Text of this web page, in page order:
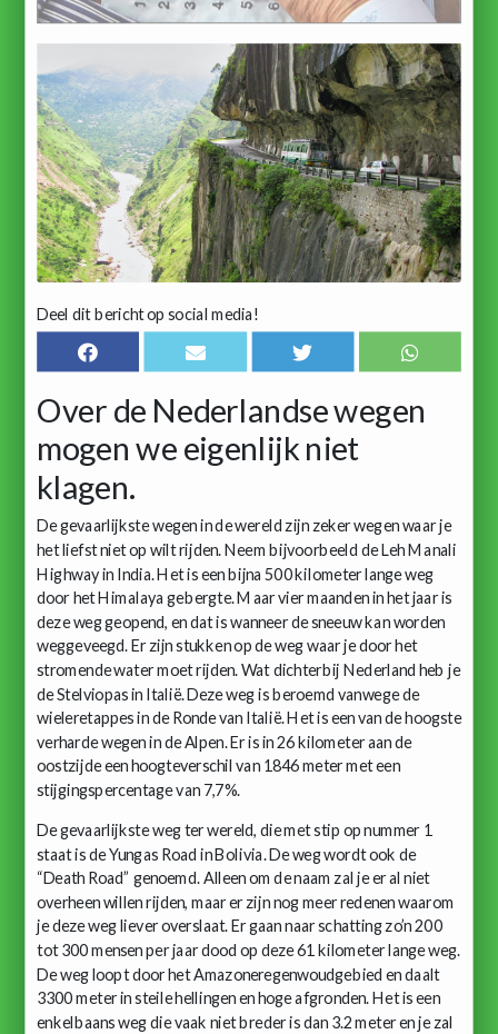
Deel dit bericht op social media!
Over de Nederlandse wegen
mogen we eigenlijk niet
klagen.
De gevaarlijkste wegen in de wereld zijn zeker wegen waar je
het liefst niet op wilt rijden. Neem bijvoorbeeld de Leh Manali
Highway in India. Het is een bijna 500 kilometer lange weg
door het Himalaya gebergte. Maar vier maanden in het jaar is
deze weg geopend, en dat is wanneer de sneeuw kan worden
weggeveegd. Er zijn stukken op de weg waar je door het
stromende water moet rijden. Wat dichterbij Nederland heb je
de Stelviopas in Italië. Deze weg is beroemd vanwege de
wieleretappes in de Ronde van Italië. Het is een van de hoogste
verharde wegen in de Alpen. Er is in 26 kilometer aan de
oostzijde een hoogteverschil van 1846 meter met een
stijgingspercentage van 7,7%.
De gevaarlijkste weg ter wereld, die met stip op nummer 1
staat is de Yungas Road in Bolivia. De weg wordt ook de
“Death Road” genoemd. Alleen om de naam zal je er al niet
overheen willen rijden, maar er zijn nog meer redenen waarom
je deze weg liever overslaat. Er gaan naar schatting zo’n 200
tot 300 mensen per jaar dood op deze 61 kilometer lange weg.
De weg loopt door het Amazoneregenwoudgebied en daalt
3300 meter in steile hellingen en hoge afgronden. Het is een
enkelbaans weg die vaak niet breder is dan 3.2 meter en je zal